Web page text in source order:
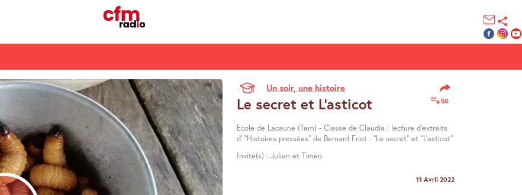
Un soir, une histoire
50
Le secret et L’asticot
Ecole de Lacaune (Tarn) - Classe de Claudia : lecture d’extraits
d’ "Histoires pressées" de Bernard Friot : "Le secret" et "L’asticot"
Invité(s) : Julian et Timéo
11 Avril 2022